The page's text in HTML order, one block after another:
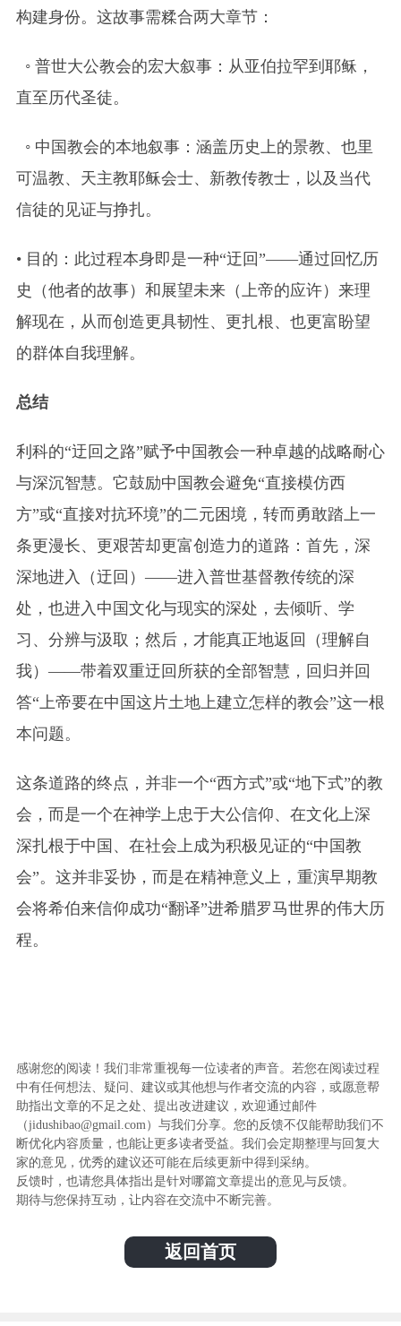
构建身份。这故事需糅合两大章节：
◦ 普世大公教会的宏大叙事：从亚伯拉罕到耶稣，
直至历代圣徒。
◦ 中国教会的本地叙事：涵盖历史上的景教、也里
可温教、天主教耶稣会士、新教传教士，以及当代
信徒的见证与挣扎。
• 目的：此过程本身即是一种“迂回”——通过回忆历
史（他者的故事）和展望未来（上帝的应许）来理
解现在，从而创造更具韧性、更扎根、也更富盼望
的群体自我理解。
总结
利科的“迂回之路”赋予中国教会一种卓越的战略耐心
与深沉智慧。它鼓励中国教会避免“直接模仿西
方”或“直接对抗环境”的二元困境，转而勇敢踏上一
条更漫长、更艰苦却更富创造力的道路：首先，深
深地进入（迂回）——进入普世基督教传统的深
处，也进入中国文化与现实的深处，去倾听、学
习、分辨与汲取；然后，才能真正地返回（理解自
我）——带着双重迂回所获的全部智慧，回归并回
答“上帝要在中国这片土地上建立怎样的教会”这一根
本问题。
这条道路的终点，并非一个“西方式”或“地下式”的教
会，而是一个在神学上忠于大公信仰、在文化上深
深扎根于中国、在社会上成为积极见证的“中国教
会”。这并非妥协，而是在精神意义上，重演早期教
会将希伯来信仰成功“翻译”进希腊罗马世界的伟大历
程。
感谢您的阅读！我们非常重视每一位读者的声音。若您在阅读过程
中有任何想法、疑问、建议或其他想与作者交流的内容，或愿意帮
助指出文章的不足之处、提出改进建议，欢迎通过邮件
（jidushibao@gmail.com）与我们分享。您的反馈不仅能帮助我们不
断优化内容质量，也能让更多读者受益。我们会定期整理与回复大
家的意见，优秀的建议还可能在后续更新中得到采纳。
反馈时，也请您具体指出是针对哪篇文章提出的意见与反馈。
期待与您保持互动，让内容在交流中不断完善。
返回首页